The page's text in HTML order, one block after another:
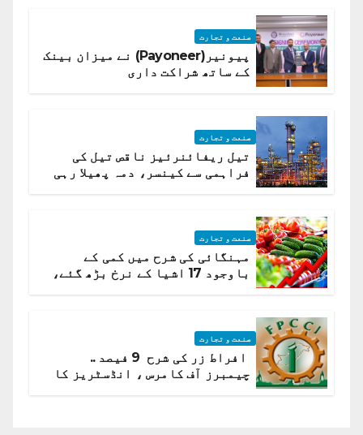
صنعت و تجارت
پیونیر(Payoneer) نے میزان بینک
کے ساتھ شراکت داری
صنعت و تجارت
تیل ریفائنرئیز ناقص تیل کی
فراہمی سے کینسر، دمہ پھیلا رہی
صنعت و تجارت
مہنگائی کی شرح میں کمی کے
باوجود 17 اشیا کے نرخ بڑھ گئے،
صنعت و تجارت
افراط زر کی شرح 9 فیصد ..
چیمبرز آف کامرس ، انڈسٹریز کا